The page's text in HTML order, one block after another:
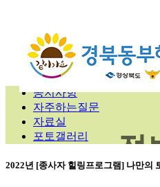
공지사항
자주하는질문
자료실
포토갤러리
2022년 [종사자 힐링프로그램] 나만의